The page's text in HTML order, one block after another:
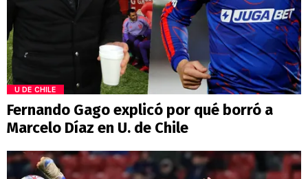
U DE CHILE
Fernando Gago explicó por qué borró a
Marcelo Díaz en U. de Chile